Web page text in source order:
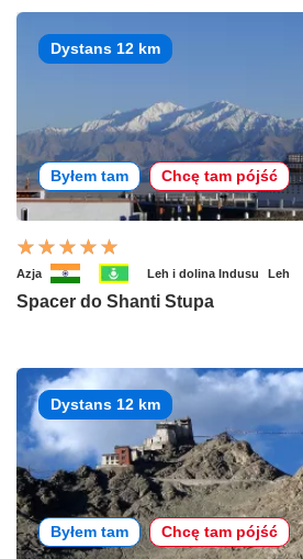
Dystans 12 km
Byłem tam Chcę tam pójść
Azja Leh i dolina Indusu Leh
Spacer do Shanti Stupa
Dystans 12 km
Byłem tam Chcę tam pójść